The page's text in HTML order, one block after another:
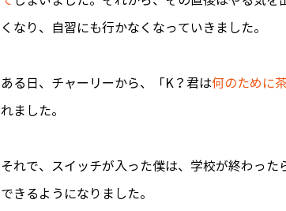
くなり、自習にも行かなくなっていきました。
ある日、チャーリーから、「K？君は何のために
れました。​
それで、スイッチが入った僕は、学校が終わっ
できるようになりました。